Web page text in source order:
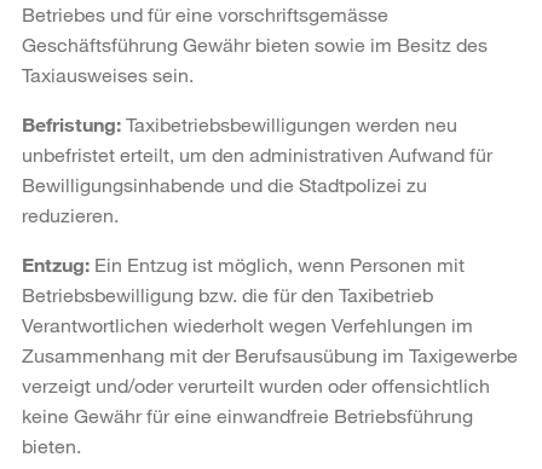
Betriebes und für eine vorschriftsgemässe
Geschäftsführung Gewähr bieten sowie im Besitz des
Taxiausweises sein.
Befristung: Taxibetriebsbewilligungen werden neu
unbefristet erteilt, um den administrativen Aufwand für
Bewilligungsinhabende und die Stadtpolizei zu
reduzieren.
Entzug: Ein Entzug ist möglich, wenn Personen mit
Betriebsbewilligung bzw. die für den Taxibetrieb
Verantwortlichen wiederholt wegen Verfehlungen im
Zusammenhang mit der Berufsausübung im Taxigewerbe
verzeigt und/oder verurteilt wurden oder offensichtlich
keine Gewähr für eine einwandfreie Betriebsführung
bieten.